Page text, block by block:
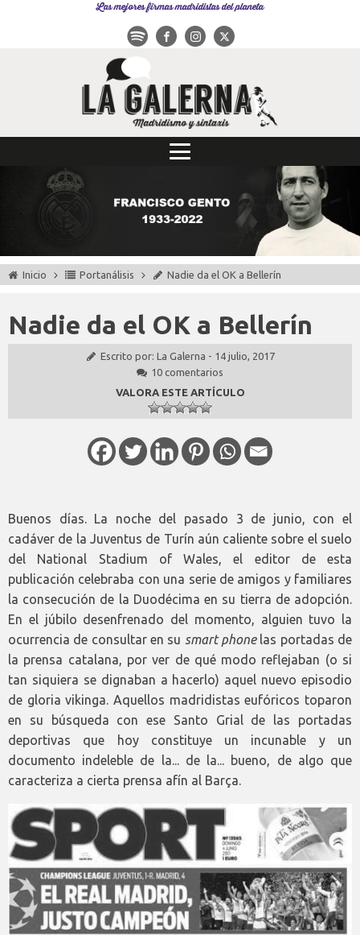
Las mejores firmas madridistas del planeta
Inicio Portanálisis Nadie da el OK a Bellerín
Nadie da el OK a Bellerín
Escrito por: La Galerna - 14 julio, 2017
10 comentarios
VALORA ESTE ARTÍCULO
Buenos días. La noche del pasado 3 de junio, con el
cadáver de la Juventus de Turín aún caliente sobre el suelo
del National Stadium of Wales, el editor de esta
publicación celebraba con una serie de amigos y familiares
la consecución de la Duodécima en su tierra de adopción.
En el júbilo desenfrenado del momento, alguien tuvo la
ocurrencia de consultar en su smart phonelas portadas de
la prensa catalana, por ver de qué modo reflejaban (o si
tan siquiera se dignaban a hacerlo) aquel nuevo episodio
de gloria vikinga. Aquellos madridistas eufóricos toparon
en su búsqueda con ese Santo Grial de las portadas
deportivas que hoy constituye un incunable y un
documento indeleble de la... de la... bueno, de algo que
caracteriza a cierta prensa afín al Barça.